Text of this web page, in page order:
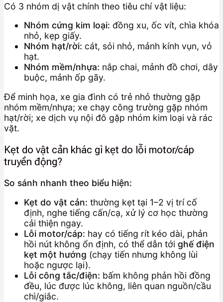
Có 3 nhóm dị vật chính theo tiêu chí vật liệu:
Nhóm cứng kim loại: đồng xu, ốc vít, chìa khóa
nhỏ, kẹp giấy.
Nhóm hạt/rời: cát, sỏi nhỏ, mảnh kính vụn, vỏ
hạt.
Nhóm mềm/nhựa: nắp chai, mảnh đồ chơi, dây
buộc, mảnh ốp gãy.
Để minh họa, xe gia đình có trẻ nhỏ thường gặp
nhóm mềm/nhựa; xe chạy công trường gặp nhóm
hạt/rời; xe dịch vụ nội đô gặp nhóm kim loại và rác
vặt.
Kẹt do vật cản khác gì kẹt do lỗi motor/cáp
truyền động?
So sánh nhanh theo biểu hiện:
Kẹt do vật cản: thường kẹt tại 1–2 vị trí cố
định, nghe tiếng cấn/cạ, xử lý cơ học thường
cải thiện ngay.
Lỗi motor/cáp: hay có tiếng rít kéo dài, phản
hồi nút không ổn định, có thể dẫn tới ghế điện
kẹt một hướng (chạy tiến nhưng không lùi
hoặc ngược lại).
Lỗi công tắc/điện: bấm không phản hồi đồng
đều, lúc được lúc không, liên quan nguồn/cầu
chì/giắc.